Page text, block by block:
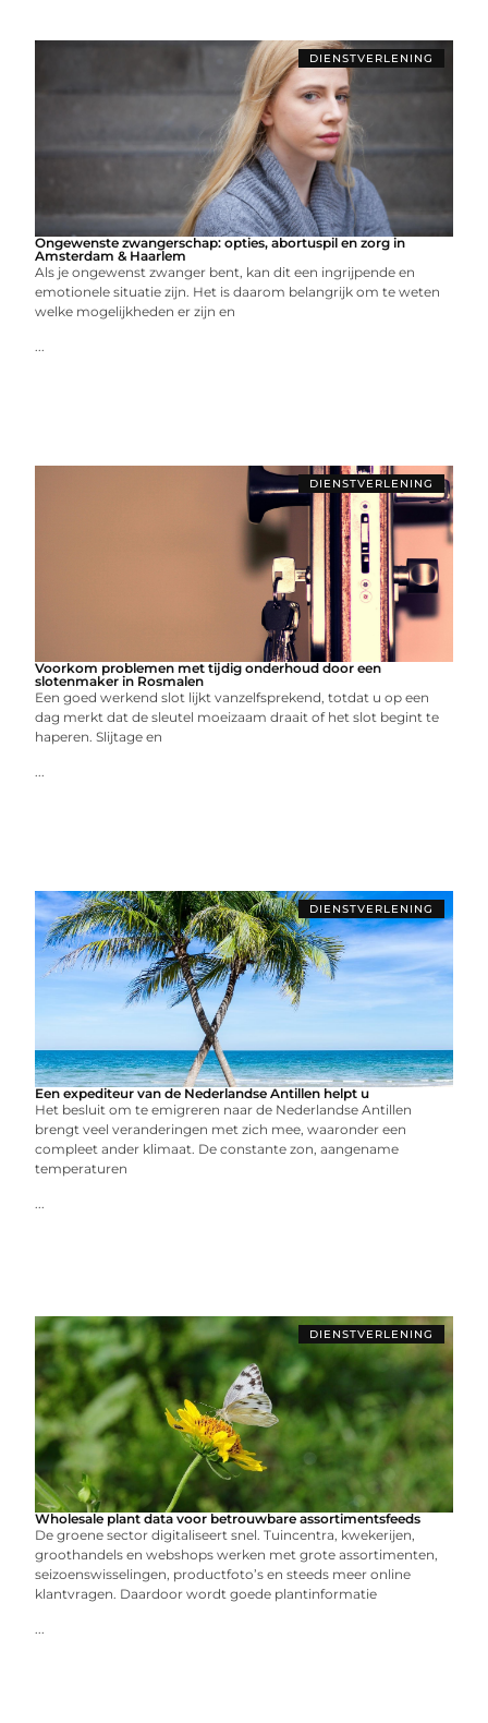
DIENSTVERLENING
Ongewenste zwangerschap: opties, abortuspil en zorg in
Amsterdam & Haarlem
Als je ongewenst zwanger bent, kan dit een ingrijpende en
emotionele situatie zijn. Het is daarom belangrijk om te weten
welke mogelijkheden er zijn en
...
DIENSTVERLENING
Voorkom problemen met tijdig onderhoud door een
slotenmaker in Rosmalen
Een goed werkend slot lijkt vanzelfsprekend, totdat u op een
dag merkt dat de sleutel moeizaam draait of het slot begint te
haperen. Slijtage en
...
DIENSTVERLENING
Een expediteur van de Nederlandse Antillen helpt u
Het besluit om te emigreren naar de Nederlandse Antillen
brengt veel veranderingen met zich mee, waaronder een
compleet ander klimaat. De constante zon, aangename
temperaturen
...
DIENSTVERLENING
Wholesale plant data voor betrouwbare assortimentsfeeds
De groene sector digitaliseert snel. Tuincentra, kwekerijen,
groothandels en webshops werken met grote assortimenten,
seizoenswisselingen, productfoto’s en steeds meer online
klantvragen. Daardoor wordt goede plantinformatie
...